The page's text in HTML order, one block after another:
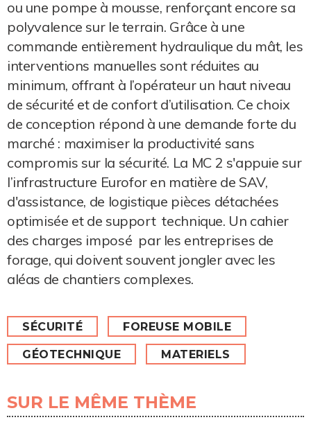
ou une pompe à mousse, renforçant encore sa
polyvalence sur le terrain. Grâce à une
commande entièrement hydraulique du mât, les
interventions manuelles sont réduites au
minimum, offrant à l’opérateur un haut niveau
de sécurité et de confort d’utilisation. Ce choix
de conception répond à une demande forte du
marché : maximiser la productivité sans
compromis sur la sécurité. La MC 2 s'appuie sur
l’infrastructure Eurofor en matière de SAV,
d'assistance, de logistique pièces détachées
optimisée et de support technique. Un cahier
des charges imposé par les entreprises de
forage, qui doivent souvent jongler avec les
aléas de chantiers complexes.
SÉCURITÉ FOREUSE MOBILE
GÉOTECHNIQUE MATERIELS
SUR LE MÊME THÈME